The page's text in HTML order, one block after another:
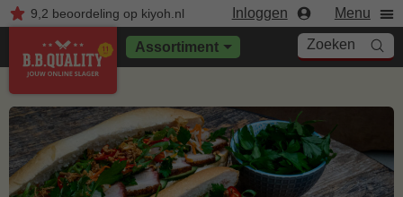
9,2 beoordelingop kiyoh.nl Inloggen Menu
Assortiment Zoeken